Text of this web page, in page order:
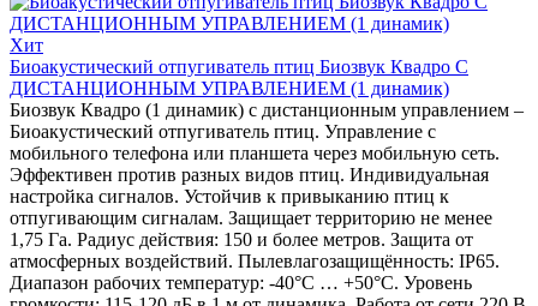
Хит
Биоакустический отпугиватель птиц Биозвук Квадро С
ДИСТАНЦИОННЫМ УПРАВЛЕНИЕМ (1 динамик)
Биозвук Квадро (1 динамик) с дистанционным управлением –
Биоакустический отпугиватель птиц. Управление с
мобильного телефона или планшета через мобильную сеть.
Эффективен против разных видов птиц. Индивидуальная
настройка сигналов. Устойчив к привыканию птиц к
отпугивающим сигналам. Защищает территорию не менее
1,75 Га. Радиус действия: 150 и более метров. Защита от
атмосферных воздействий. Пылевлагозащищённость: IP65.
Диапазон рабочих температур: -40°C … +50°C. Уровень